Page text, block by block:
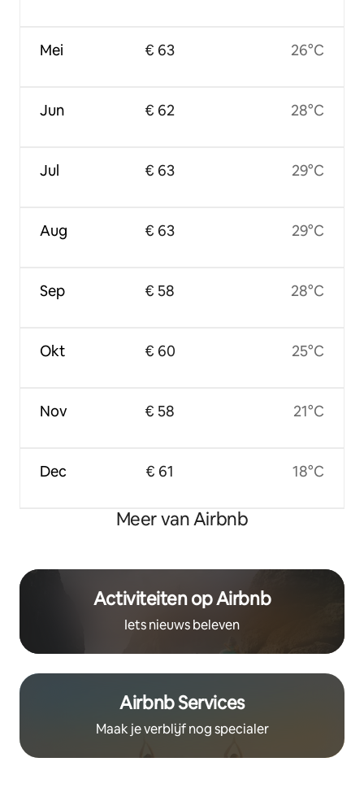
Mei
Jun
Jul
Aug
Sep
Okt
Nov
Dec
€ 63
€ 62
€ 63
€ 63
€ 58
€ 60
€ 58
€ 61
26°C
28°C
29°C
29°C
28°C
25°C
21°C
18°C
Meer van Airbnb
Activiteiten op Airbnb
Iets nieuws beleven
Airbnb Services
Maak je verblijf nog specialer